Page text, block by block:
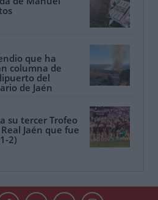
que ha
columna de
del
de Jaén
su tercer Trofeo
Jaén que fue
2)